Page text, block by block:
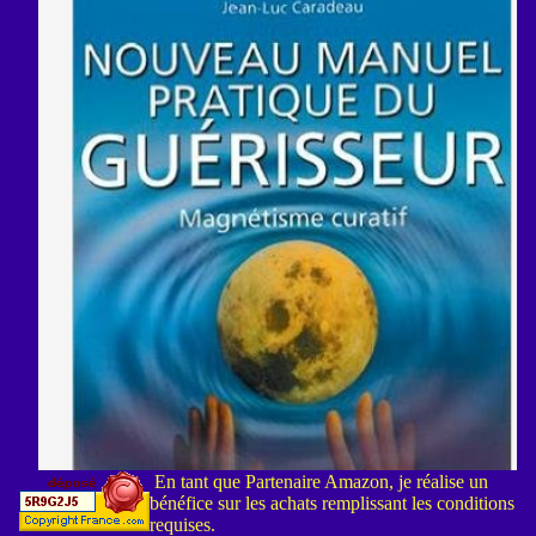
En tant que Partenaire Amazon, je réalise un
bénéfice sur les achats remplissant les conditions
requises.